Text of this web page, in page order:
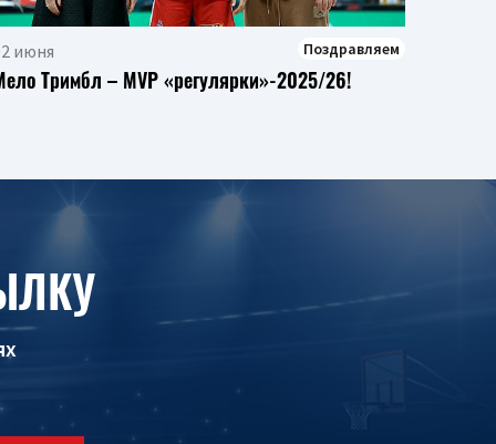
июня Поздравляем
Тримбл – MVP «регулярки»-2025/26!